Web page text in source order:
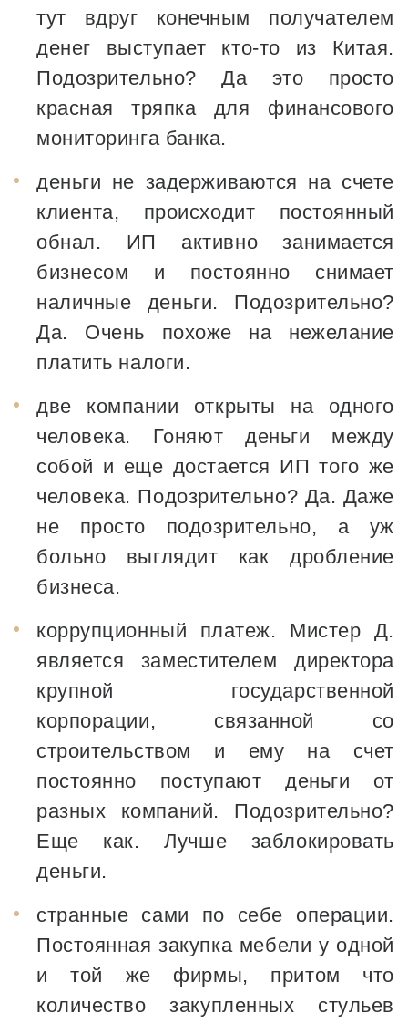
тут вдруг конечным получателем
денег выступает кто-то из Китая.
Подозрительно? Да это просто
красная тряпка для финансового
мониторинга банка.
деньги не задерживаются на счете
клиента, происходит постоянный
обнал. ИП активно занимается
бизнесом и постоянно снимает
наличные деньги. Подозрительно?
Да. Очень похоже на нежелание
платить налоги.
две компании открыты на одного
человека. Гоняют деньги между
собой и еще достается ИП того же
человека. Подозрительно? Да. Даже
не просто подозрительно, а уж
больно выглядит как дробление
бизнеса.
коррупционный платеж. Мистер Д.
является заместителем директора
крупной государственной
корпорации, связанной со
строительством и ему на счет
постоянно поступают деньги от
разных компаний. Подозрительно?
Еще как. Лучше заблокировать
деньги.
странные сами по себе операции.
Постоянная закупка мебели у одной
и той же фирмы, притом что
количество закупленных стульев